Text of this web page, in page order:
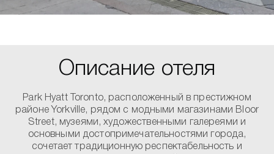
Описание отеля
Park Hyatt Toronto, расположенный в престижном
районе Yorkville, рядом с модными магазинами Bloor
Street, музеями, художественными галереями и
основными достопримечательностями города,
сочетает традиционную респектабельность и